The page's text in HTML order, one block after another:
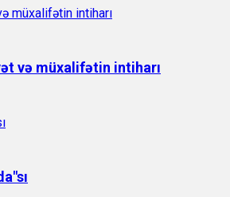
və müxalifətin intiharı